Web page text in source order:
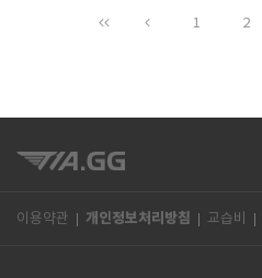
1 2
이용약관 개인정보처리방침 교습비